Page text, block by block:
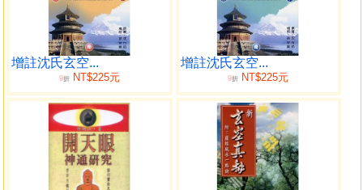
沈氏玄空學序
第五部 玄空輯要
九運24山向，中宮飛星配卦分金表
玄空淺說
近期三元九運表
流年紫白九運表
十二月紫白九星入中表
增註沈氏玄空...
9折NT$225元
增註沈氏玄空...
9折 NT$225元